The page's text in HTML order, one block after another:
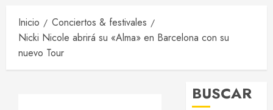
Inicio
Conciertos & festivales
Nicki Nicole abrirá su «Alma» en Barcelona con su
nuevo Tour
BUSCAR